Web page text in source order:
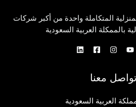
المتكاملة واحدة من أكبر شركات
بالممكلة العربية السعودية
تواصل معنا
العربية السعودية